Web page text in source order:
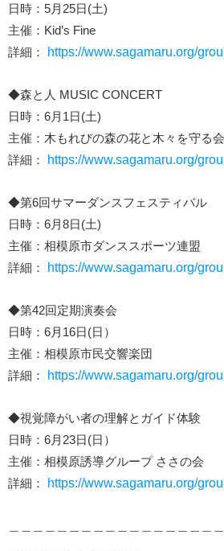
日時：5月25日(土)
主催：Kid’s Fine
詳細：
https://www.sagamaru.org/
◆森と人 MUSIC CONCERT
日時：6月1日(土)
主催：木もれびの森の花と木々を守る
詳細：
https://www.sagamaru.org/
◆第6回サマーダンスフェスティバル
日時：6月8日(土)
主催：相模原市ダンススポーツ連盟
詳細：
https://www.sagamaru.org/
◆第42回定期演奏会
日時：6月16日(日）
主催：相模原市民交響楽団
詳細：
https://www.sagamaru.org/
◆視覚障がい者の理解とガイド体験
日時：6月23日(日）
主催：相模原誘導グループ ささの会
詳細：
https://www.sagamaru.org/